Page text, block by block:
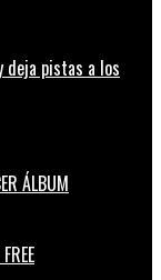
deja pistas a los
ÁLBUM